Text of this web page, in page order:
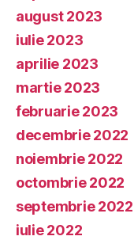
august 2023
iulie 2023
aprilie 2023
martie 2023
februarie 2023
decembrie 2022
noiembrie 2022
octombrie 2022
septembrie 2022
iulie 2022